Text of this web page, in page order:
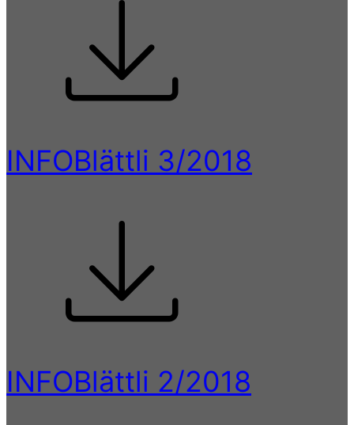
INFOBlättli 3/2018
INFOBlättli 2/2018